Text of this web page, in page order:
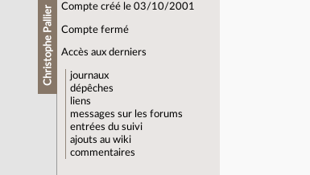
Christophe Pallier Compte créé le 03/10/2001
Compte fermé
Accès aux derniers
journaux
dépêches
liens
messages sur les forums
entrées du suivi
ajouts au wiki
commentaires